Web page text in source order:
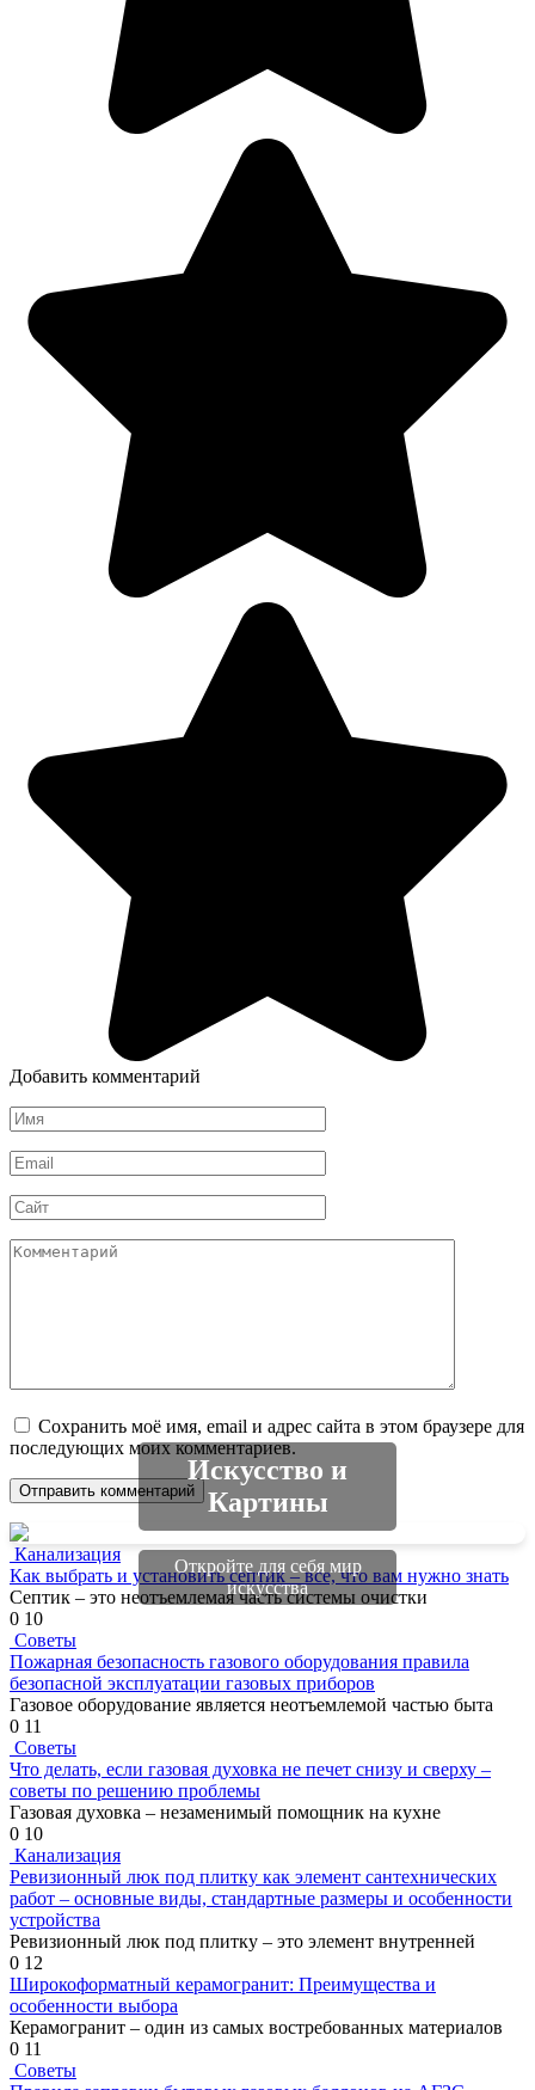
Добавить комментарий
Имя
*
Email
*
Сайт
Комментарий
Сохранить моё имя, email и адрес сайта в этом браузере для
последующих моих комментариев.
Искусство и
Картины
Откройте для себя мир
искусства
Канализация
Как выбрать и установить септик – все, что вам нужно знать
Септик – это неотъемлемая часть системы очистки
0 10
Советы
Пожарная безопасность газового оборудования правила
безопасной эксплуатации газовых приборов
Газовое оборудование является неотъемлемой частью быта
0 11
Советы
Что делать, если газовая духовка не печет снизу и сверху –
советы по решению проблемы
Газовая духовка – незаменимый помощник на кухне
0 10
Канализация
Ревизионный люк под плитку как элемент сантехнических
работ – основные виды, стандартные размеры и особенности
устройства
Ревизионный люк под плитку – это элемент внутренней
0 12
Широкоформатный керамогранит: Преимущества и
особенности выбора
Керамогранит – один из самых востребованных материалов
0 11
Советы